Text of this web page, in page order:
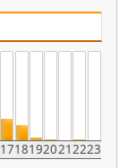
17181920212223